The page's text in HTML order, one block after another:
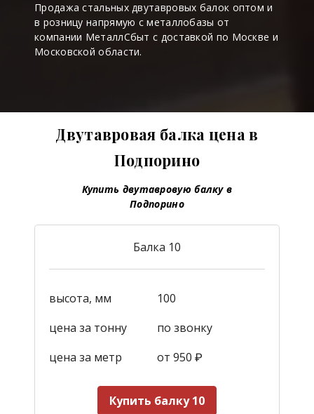
Продажа стальных двутавровых балок оптом и
в розницу напрямую с металлобазы от
компании МеталлСбыт с доставкой по Москве и
Московской области.
Двутавровая балка цена в
Подпорино
Купить двутавровую балку в
Подпорино
Балка 10
высота, мм
100
цена за тонну
по звонку
цена за метр
от 950 ₽
Купить балку 10